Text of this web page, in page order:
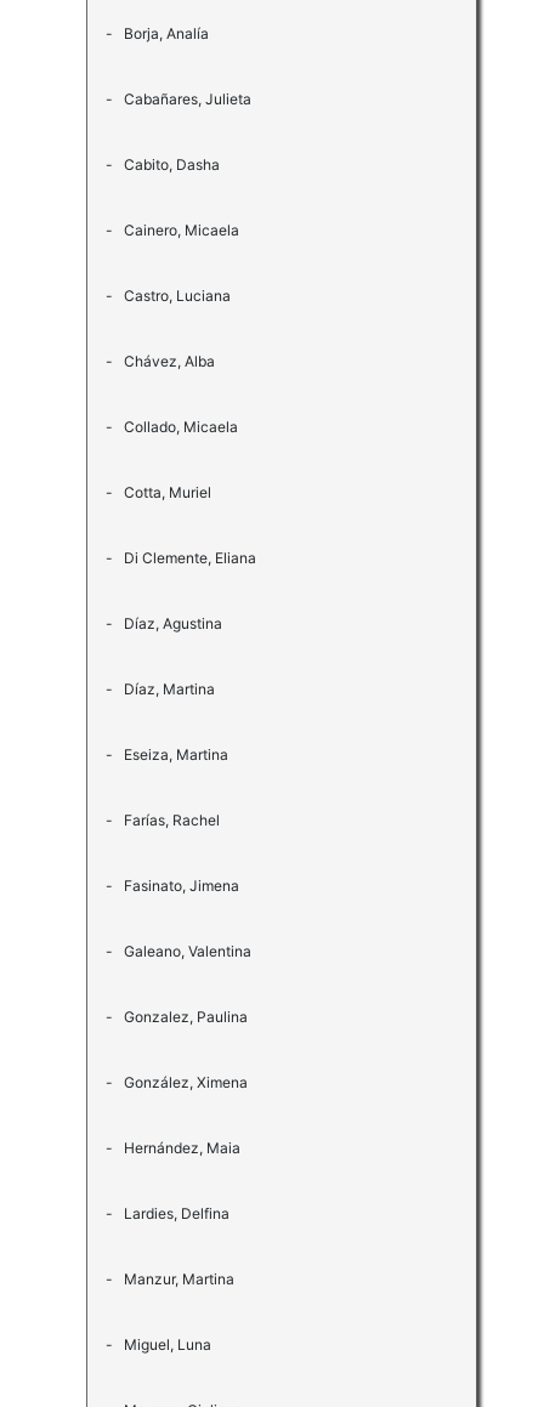
- Borja, Analía
- Cabañares, Julieta
- Cabito, Dasha
- Cainero, Micaela
- Castro, Luciana
- Chávez, Alba
- Collado, Micaela
- Cotta, Muriel
- Di Clemente, Eliana
- Díaz, Agustina
- Díaz, Martina
- Eseiza, Martina
- Farías, Rachel
- Fasinato, Jimena
- Galeano, Valentina
- Gonzalez, Paulina
- González, Ximena
- Hernández, Maia
- Lardies, Delfina
- Manzur, Martina
- Miguel, Luna